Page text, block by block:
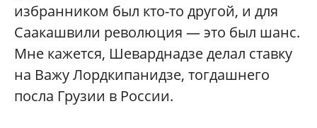
избранником был кто-то другой, и для
Саакашвили революция — это был шанс.
Мне кажется, Шеварднадзе делал ставку
на Важу Лордкипанидзе, тогдашнего
посла Грузии в России.